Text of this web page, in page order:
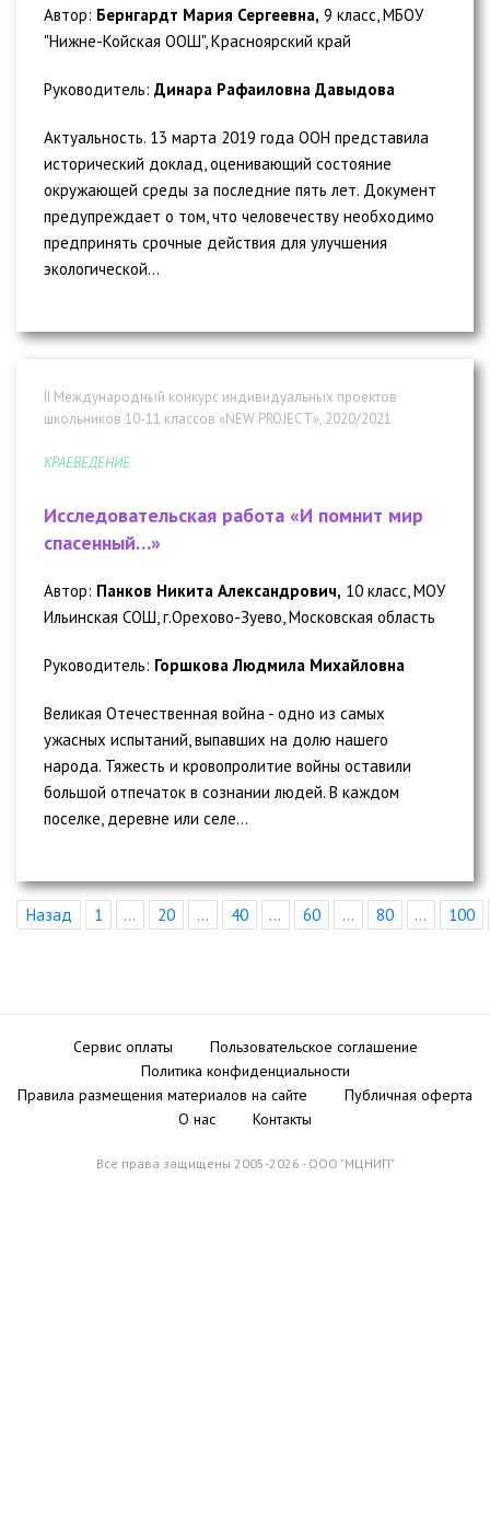
Автор: Бернгардт Мария Сергеевна, 9 класс, МБОУ
"Нижне-Койская ООШ", Красноярский край
Руководитель: Динара Рафаиловна Давыдова
Актуальность. 13 марта 2019 года ООН представила
исторический доклад, оценивающий состояние
окружающей среды за последние пять лет. Документ
предупреждает о том, что человечеству необходимо
предпринять срочные действия для улучшения
экологической...
II Международный конкурс индивидуальных проектов
школьников 10-11 классов «NEW PROJECT», 2020/2021
КРАЕВЕДЕНИЕ
Исследовательская работа «И помнит мир
спасенный…»
Автор: Панков Никита Александрович, 10 класс, МОУ
Ильинская СОШ, г.Орехово-Зуево, Московская область
Руководитель: Горшкова Людмила Михайловна
Великая Отечественная война - одно из самых
ужасных испытаний, выпавших на долю нашего
народа. Тяжесть и кровопролитие войны оставили
большой отпечаток в сознании людей. В каждом
поселке, деревне или селе...
Назад 1 ... 20 ... 40 ... 60 ... 80 ... 100
Сервис оплаты
Пользовательское соглашение
Политика конфиденциальности
Правила размещения материалов на сайте
Публичная оферта
О нас
Контакты
Все права защищены 2005-2026 - ООО "МЦНИП"